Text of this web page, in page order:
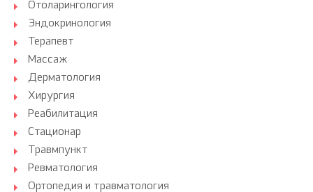
Отоларингология
Эндокринология
Терапевт
Массаж
Дерматология
Хирургия
Реабилитация
Стационар
Травмпункт
Ревматология
Ортопедия и травматология